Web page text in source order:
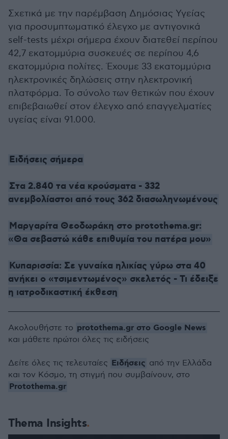
Σχετικά με την παρέμβαση Δημόσιας Υγείας
για προσυμπτωματικό έλεγχο με αντιγονικά
self-tests μέχρι σήμερα έχουν διατεθεί περίπου
42,7 εκατομμύρια συσκευές σε περίπου 4,6
εκατομμύρια πολίτες. Έχουμε 33 εκατομμύρια
ηλεκτρονικές δηλώσεις στην ηλεκτρονική
πλατφόρμα. Το σύνολο των θετικών που έχουν
επιβεβαιωθεί στον έλεγχο από επαγγελματίες
υγείας είναι 91.000.
Ειδήσεις σήμερα
Στα 2.840 τα νέα κρούσματα - 332
ανεμβολίαστοι από τους 362 διασωληνωμένους
Μαργαρίτα Θεοδωράκη στο protothema.gr:
«Θα σεβαστώ κάθε επιθυμία του πατέρα μου»
Κυπαρισσία: Σε γυναίκα ηλικίας γύρω στα 40
ανήκει ο «τσιμεντωμένος» σκελετός - Τι έδειξε
η ιατροδικαστική έκθεση
Thema Insights
Ακολουθήστε το protothema.gr στο Google News
και μάθετε πρώτοι όλες τις ειδήσεις
Δείτε όλες τις τελευταίες Ειδήσεις από την Ελλάδα
και τον Κόσμο, τη στιγμή που συμβαίνουν, στο
Protothema.gr